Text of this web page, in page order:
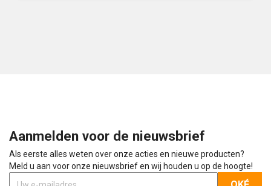
Aanmelden voor de nieuwsbrief
Als eerste alles weten over onze acties en nieuwe producten?
Meld u aan voor onze nieuwsbrief en wij houden u op de hoogte!